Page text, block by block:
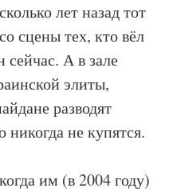
лет назад тот
сцены тех, кто вёл
сейчас. А в зале
элиты,
разводят
не купятся.
им (в 2004 году)